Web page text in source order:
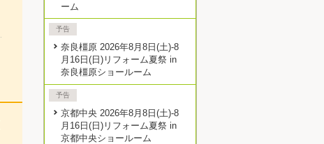
ーム
予告
奈良橿原 2026年8月8日(土)-8
月16日(日)リフォーム夏祭 in
奈良橿原ショールーム
予告
京都中央 2026年8月8日(土)-8
月16日(日)リフォーム夏祭 in
京都中央ショールーム